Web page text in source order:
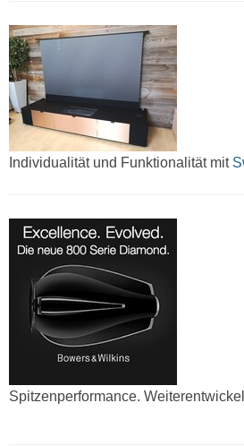
Individualität und Funktionalität mit
Spitzenperformance.